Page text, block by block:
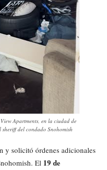
Apartments, en la ciudad de
del condado Snohomish
y solicitó órdenes adicionales
El 19 de